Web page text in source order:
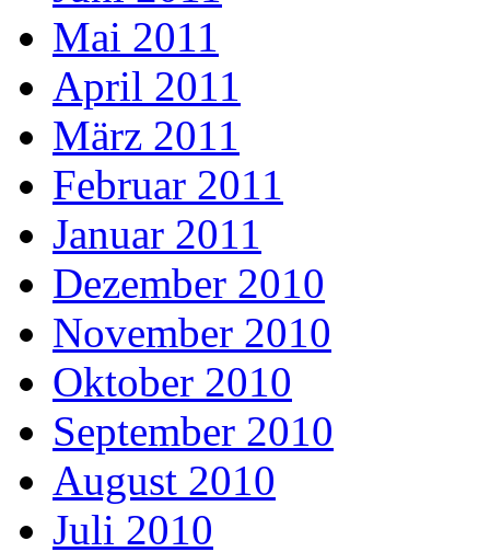
Mai 2011
April 2011
März 2011
Februar 2011
Januar 2011
Dezember 2010
November 2010
Oktober 2010
September 2010
August 2010
Juli 2010